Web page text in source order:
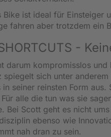
Bike ist ideal für Einsteiger
fahren aber trotzdem ein
-
darum kompromisslos
spiegelt sich unter
in seiner reinsten Form
alle die tun was sie
Bei Scott geht es nicht
ebenso wie
nah dran zu sein.